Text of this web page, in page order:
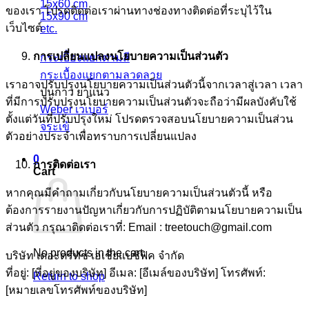
15x60 cm
15x90 cm
etc.
กระเบื้องแยกตามสี
กระเบื้องแยกตามลวดลาย
ปูนกาว ยาแนว
Weber เวเบอร์
จระเข้
0
Cart
No products in the cart.
Return to shop
ของเรา โปรดติดต่อเราผ่านทางช่องทางติดต่อที่ระบุไว้ใน
เว็บไซต์
การเปลี่ยนแปลงนโยบายความเป็นส่วนตัว
เราอาจปรับปรุงนโยบายความเป็นส่วนตัวนี้จากเวลาสู่เวลา เวลา
ที่มีการปรับปรุงนโยบายความเป็นส่วนตัวจะถือว่ามีผลบังคับใช้
ตั้งแต่วันที่ปรับปรุงใหม่ โปรดตรวจสอบนโยบายความเป็นส่วน
ตัวอย่างประจำเพื่อทราบการเปลี่ยนแปลง
การติดต่อเรา
หากคุณมีคำถามเกี่ยวกับนโยบายความเป็นส่วนตัวนี้ หรือ
ต้องการรายงานปัญหาเกี่ยวกับการปฏิบัติตามนโยบายความเป็น
ส่วนตัว กรุณาติดต่อเราที่: Email : treetouch@gmail.com
บริษัท เดอะตรีทัช เอเชียแปซิฟิค จำกัด
ที่อยู่: [ที่อยู่ของบริษัท] อีเมล: [อีเมล์ของบริษัท] โทรศัพท์:
[หมายเลขโทรศัพท์ของบริษัท]